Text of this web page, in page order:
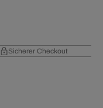
Sicherer Checkout